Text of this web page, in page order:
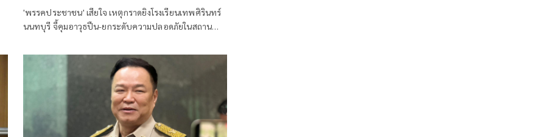
'พรรคประชาชน' เสียใจ เหตุกราดยิงโรงเรียนเทพศิรินทร์
นนทบุรี จี้คุมอาวุธปืน-ยกระดับความปลอดภัยในสถาน